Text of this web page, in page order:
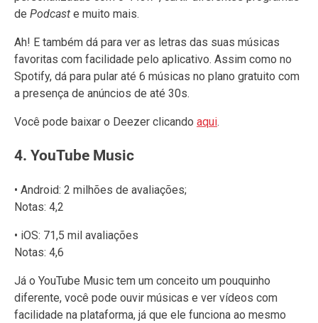
de Podcast e muito mais.
Ah! E também dá para ver as letras das suas músicas
favoritas com facilidade pelo aplicativo. Assim como no
Spotify, dá para pular até 6 músicas no plano gratuito com
a presença de anúncios de até 30s.
Você pode baixar o Deezer clicando aqui.
4. YouTube Music
• Android: 2 milhões de avaliações;
Notas: 4,2
• iOS: 71,5 mil avaliações
Notas: 4,6
Já o YouTube Music tem um conceito um pouquinho
diferente, você pode ouvir músicas e ver vídeos com
facilidade na plataforma, já que ele funciona ao mesmo